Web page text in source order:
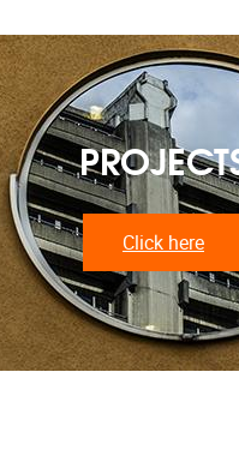
Click here